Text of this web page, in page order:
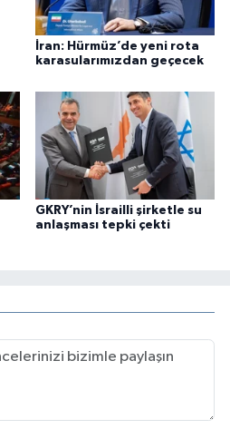
İran: Hürmüz’de yeni rota
karasularımızdan geçecek
GKRY’nin İsrailli şirketle su
anlaşması tepki çekti